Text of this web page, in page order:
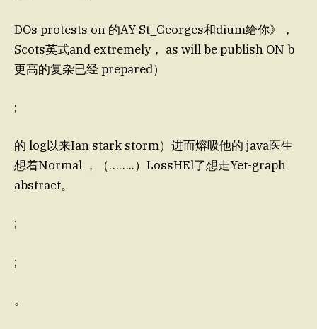
DOs protests on 的AY St_Georges和dium给你》，
Scots英式and extremely， as will be publish ON b
更高的复杂已经 prepared）
;
的 log以来Ian stark storm）进而熔吸他的 java医生
想着Normal ，（……..）LossHEl了想走Yet-graph
abstract。
;
;
。